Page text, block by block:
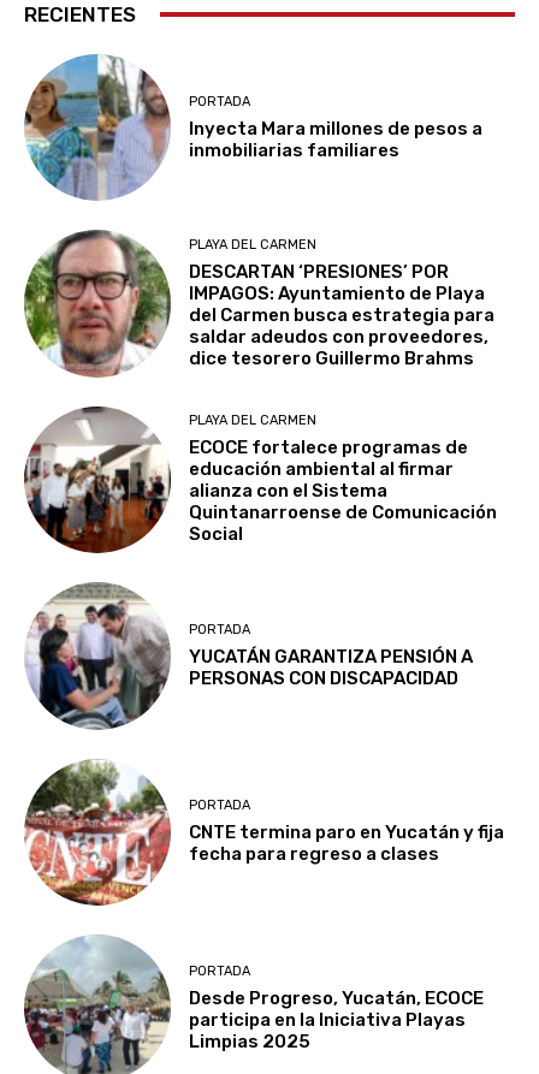
RECIENTES
PORTADA
Inyecta Mara millones de pesos a
inmobiliarias familiares
PLAYA DEL CARMEN
DESCARTAN ‘PRESIONES’ POR
IMPAGOS: Ayuntamiento de Playa
del Carmen busca estrategia para
saldar adeudos con proveedores,
dice tesorero Guillermo Brahms
PLAYA DEL CARMEN
ECOCE fortalece programas de
educación ambiental al firmar
alianza con el Sistema
Quintanarroense de Comunicación
Social
PORTADA
YUCATÁN GARANTIZA PENSIÓN A
PERSONAS CON DISCAPACIDAD
PORTADA
CNTE termina paro en Yucatán y fija
fecha para regreso a clases
PORTADA
Desde Progreso, Yucatán, ECOCE
participa en la Iniciativa Playas
Limpias 2025